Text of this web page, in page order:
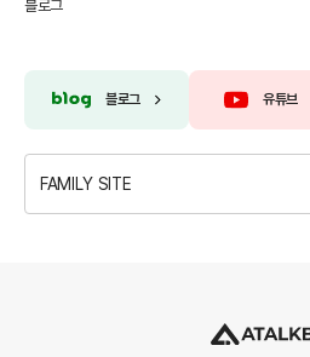
블로그
블로그 유튜브
FAMILY SITE